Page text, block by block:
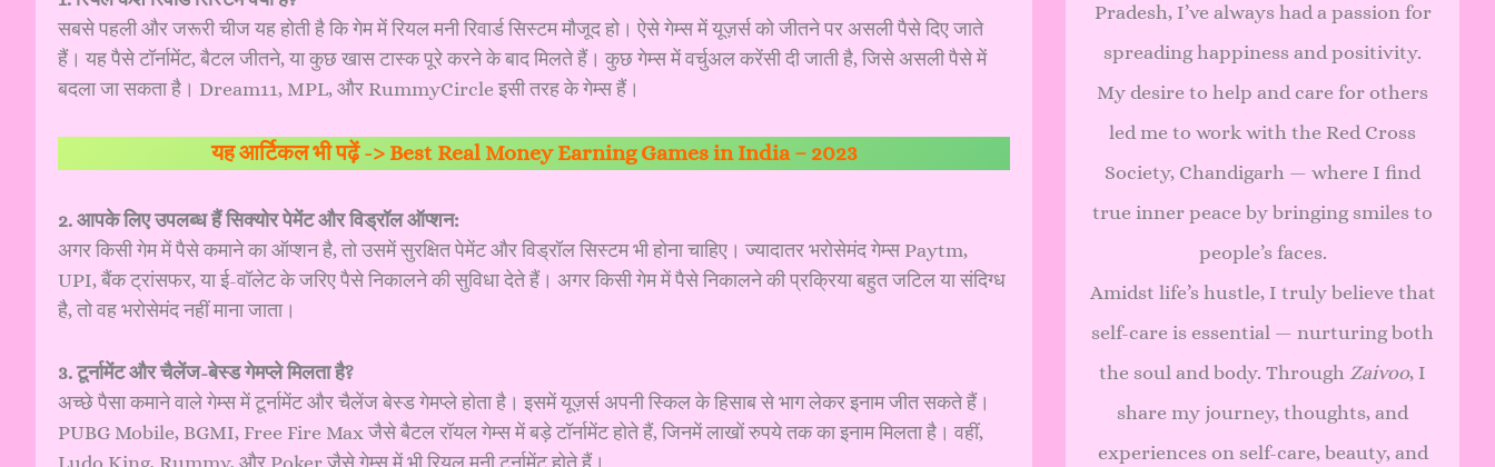
सबसे पहली और जरूरी चीज यह होती है कि गेम में रियल मनी रिवार्ड सिस्टम मौजूद हो। ऐसे गेम्स में यूज़र्स को जीतने पर असली पैसे दिए जाते
हैं। यह पैसे टॉर्नामेंट, बैटल जीतने, या कुछ खास टास्क पूरे करने के बाद मिलते हैं। कुछ गेम्स में वर्चुअल करेंसी दी जाती है, जिसे असली पैसे में
बदला जा सकता है। Dream11, MPL, और RummyCircle इसी तरह के गेम्स हैं।
यह आर्टिकल भी पढ़ें -> Best Real Money Earning Games in India – 2023
2. आपके लिए उपलब्ध हैं सिक्योर पेमेंट और विड्रॉल ऑप्शन:
अगर किसी गेम में पैसे कमाने का ऑप्शन है, तो उसमें सुरक्षित पेमेंट और विड्रॉल सिस्टम भी होना चाहिए। ज्यादातर भरोसेमंद गेम्स Paytm,
UPI, बैंक ट्रांसफर, या ई-वॉलेट के जरिए पैसे निकालने की सुविधा देते हैं। अगर किसी गेम में पैसे निकालने की प्रक्रिया बहुत जटिल या संदिग्ध
है, तो वह भरोसेमंद नहीं माना जाता।
3. टूर्नामेंट और चैलेंज-बेस्ड गेमप्ले मिलता है?
अच्छे पैसा कमाने वाले गेम्स में टूर्नामेंट और चैलेंज बेस्ड गेमप्ले होता है। इसमें यूज़र्स अपनी स्किल के हिसाब से भाग लेकर इनाम जीत सकते हैं।
PUBG Mobile, BGMI, Free Fire Max जैसे बैटल रॉयल गेम्स में बड़े टॉर्नामेंट होते हैं, जिनमें लाखों रुपये तक का इनाम मिलता है। वहीं,
Ludo King, Rummy, और Poker जैसे गेम्स में भी रियल मनी टूर्नामेंट होते हैं।
Pradesh, I’ve always had a passion for
spreading happiness and positivity.
My desire to help and care for others
led me to work with the Red Cross
Society, Chandigarh — where I find
true inner peace by bringing smiles to
people’s faces.
Amidst life’s hustle, I truly believe that
self-care is essential — nurturing both
the soul and body. Through Zaivoo, I
share my journey, thoughts, and
experiences on self-care, beauty, and